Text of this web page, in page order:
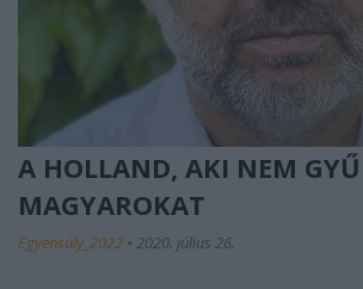
A HOLLAND, AKI NEM
MAGYAROKAT
Egyensúly_2022 • 2020. július 26.